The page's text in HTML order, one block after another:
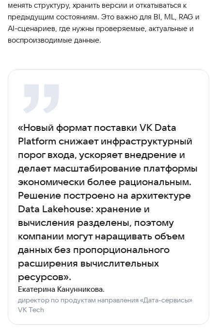
менять структуру, хранить версии и откатываться к
предыдущим состояниям. Это важно для BI, ML, RAG и
AI-сценариев, где нужны проверяемые, актуальные и
воспроизводимые данные.
«Новый формат поставки VK Data
Platform снижает инфраструктурный
порог входа, ускоряет внедрение и
делает масштабирование платформы
экономически более рациональным.
Решение построено на архитектуре
Data Lakehouse: хранение и
вычисления разделены, поэтому
компании могут наращивать объем
данных без пропорционального
расширения вычислительных
ресурсов».
Екатерина Канунникова.
директор по продуктам направления «Дата-сервисы»
VK Tech